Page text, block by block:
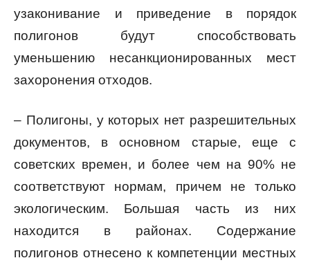
узаконивание и приведение в порядок
полигонов будут способствовать
уменьшению несанкционированных мест
захоронения отходов.
– Полигоны, у которых нет разрешительных
документов, в основном старые, еще с
советских времен, и более чем на 90% не
соответствуют нормам, причем не только
экологическим. Большая часть из них
находится в районах. Содержание
полигонов отнесено к компетенции местных